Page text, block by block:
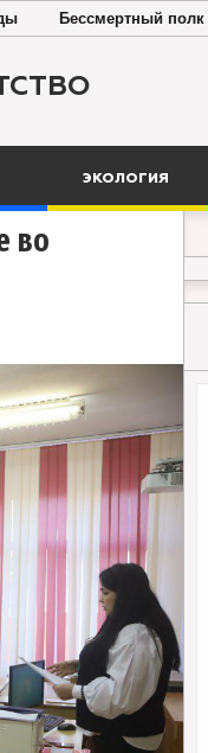
Бессмертный полк
ЭКОЛОГИЯ
во